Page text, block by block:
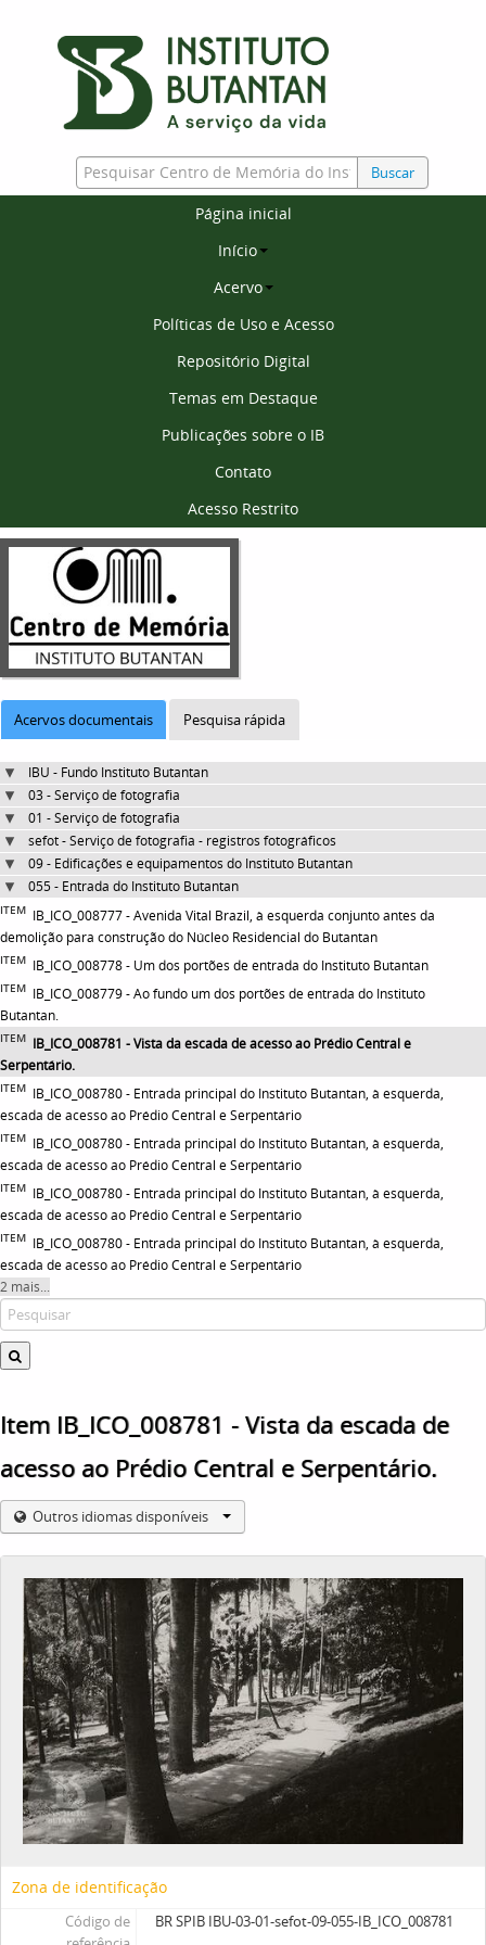
Buscar
Página inicial
Início
Acervo
Políticas de Uso e Acesso
Repositório Digital
Temas em Destaque
Publicações sobre o IB
Contato
Acesso Restrito
Acervos documentais Pesquisa rápida
IBU - Fundo Instituto Butantan
03 - Serviço de fotografia
01 - Serviço de fotografia
sefot - Serviço de fotografia - registros fotográficos
09 - Edificações e equipamentos do Instituto Butantan
055 - Entrada do Instituto Butantan
ITEM IB_ICO_008777 - Avenida Vital Brazil, à esquerda conjunto antes da
demolição para construção do Núcleo Residencial do Butantan
ITEM IB_ICO_008778 - Um dos portões de entrada do Instituto Butantan
ITEM IB_ICO_008779 - Ao fundo um dos portões de entrada do Instituto
Butantan.
ITEM IB_ICO_008781 - Vista da escada de acesso ao Prédio Central e
Serpentário.
ITEM IB_ICO_008780 - Entrada principal do Instituto Butantan, à esquerda,
escada de acesso ao Prédio Central e Serpentário
ITEM IB_ICO_008780 - Entrada principal do Instituto Butantan, à esquerda,
escada de acesso ao Prédio Central e Serpentário
ITEM IB_ICO_008780 - Entrada principal do Instituto Butantan, à esquerda,
escada de acesso ao Prédio Central e Serpentário
ITEM IB_ICO_008780 - Entrada principal do Instituto Butantan, à esquerda,
escada de acesso ao Prédio Central e Serpentário
2 mais...
Item IB_ICO_008781 - Vista da escada de
acesso ao Prédio Central e Serpentário.
Outros idiomas disponíveis
Zona de identificação
Código de
BR SPIB IBU-03-01-sefot-09-055-IB_ICO_008781